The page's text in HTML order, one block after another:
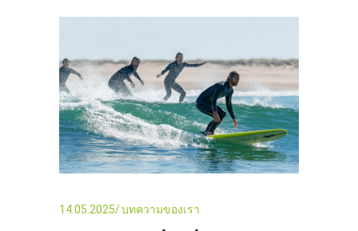
14.05.2025 บทความของเรา